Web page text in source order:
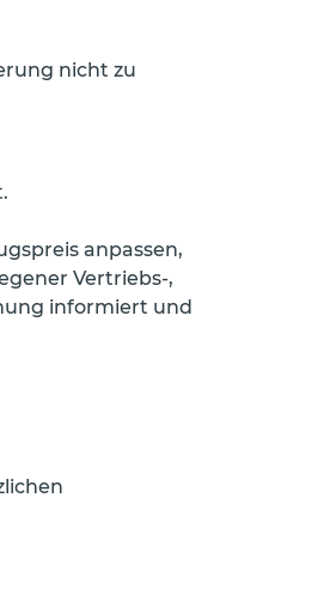
nicht zu
anpassen,
Vertriebs-,
informiert und